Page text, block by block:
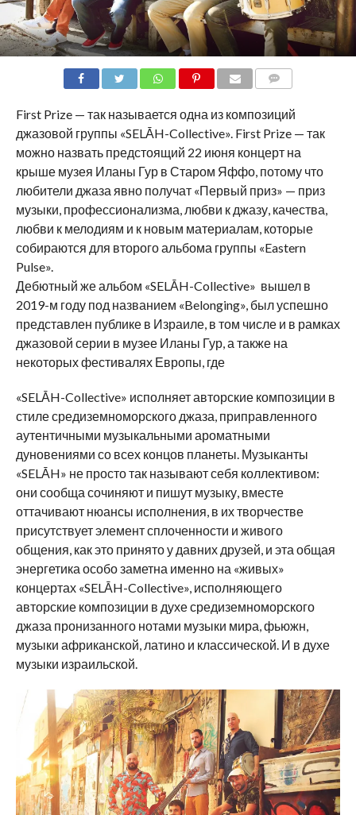
First Prize — так называется одна из композиций
джазовой группы «SELĀH-Collective». First Prize — так
можно назвать предстоящий 22 июня концерт на
крыше музея Иланы Гур в Старом Яффо, потому что
любители джаза явно получат «Первый приз» — приз
музыки, профессионализма, любви к джазу, качества,
любви к мелодиям и к новым материалам, которые
собираются для второго альбома группы «Eastern
Pulse».
Дебютный же альбом «SELĀH-Collective» вышел в
2019-м году под названием «Belonging», был успешно
представлен публике в Израиле, в том числе и в рамках
джазовой серии в музее Иланы Гур, а также на
некоторых фестивалях Европы, где
«SELĀH-Collective» исполняет авторские композиции в
стиле средиземноморского джаза, приправленного
аутентичными музыкальными ароматными
дуновениями со всех концов планеты. Музыканты
«SELĀH» не просто так называют себя коллективом:
они сообща сочиняют и пишут музыку, вместе
оттачивают нюансы исполнения, в их творчестве
присутствует элемент сплоченности и живого
общения, как это принято у давних друзей, и эта общая
энергетика особо заметна именно на «живых»
концертах «SELĀH-Collective», исполняющего
авторские композиции в духе средиземноморского
джаза пронизанного нотами музыки мира, фьюжн,
музыки африканской, латино и классической. И в духе
музыки израильской.